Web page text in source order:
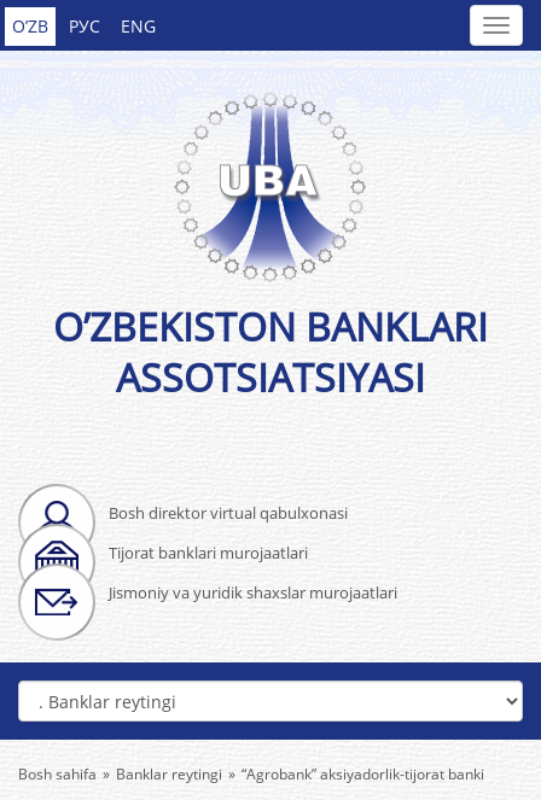
O’ZB РУС ENG
Bosh direktor virtual qabulxonasi
Tijorat banklari murojaatlari
Jismoniy va yuridik shaxslar murojaatlari
O’ZBEKISTON BANKLARI
ASSOTSIATSIYASI
Bosh sahifa Banklar reytingi “Agrobank” aksiyadorlik-tijorat banki